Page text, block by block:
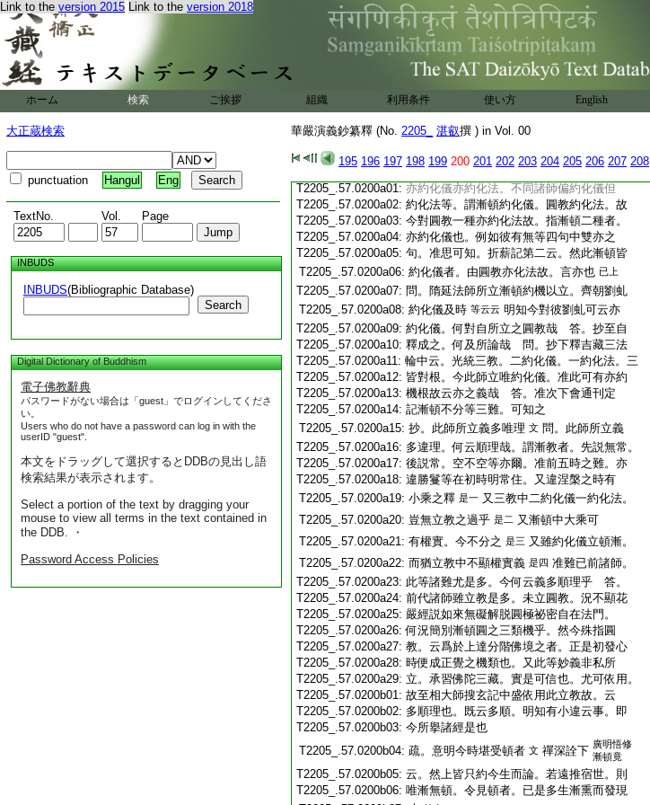
Link to the version 2015 Link to the version 2018
ホーム 検索 ご挨拶 組織 利用条件 使い方 English
大正蔵検索
punctuation Hangul Eng
TextNo. Vol. Page
INBUDS
INBUDS(Bibliographic Database)
Search
Digital Dictionary of Buddhism
電子佛教辭典
パスワードがない場合は「guest」でログインしてくださ
い。
Users who do not have a password can log in with the
userID "guest".
本文をドラッグして選択するとDDBの見出し語
検索結果が表示されます。
Select a portion of the text by dragging your
mouse to view all terms in the text contained in
the DDB. ・
Password Access Policies
華嚴演義鈔纂釋 (No. 2205_ 湛叡撰 ) in Vol. 00
195 196 197 198 199 200 201 202 203 204 205 206 207 208
T2205_.57.0199c20:頓。而恐化法相濫故。別立圓教以爲第三獨
T2205_.57.0199c21: 攝花嚴也 問。如光師疏釋者。偏局最初頓
T2205_.57.0199c22:説以明其頓。今何約於一法門中具足頓説
T2205_.57.0199c23:
一切佛法。廣攝涅槃等諸經哉。若如所立
者。深密經第三時雙説三性三無性八識二
T2205_.57.0199c25:我等。亦應是頓教哉 答
T2205_.57.0199c26: 鈔。三圓教者即是花嚴
問。光師所立漸
T2205_.57.0199c27:頓圓三教中。今花嚴經者。何教所攝哉
T2205_.57.0199c28:
T2205_.57.0199c29: 疏。此亦約化儀 文 抄釋意云。此師所立教
T2205_.57.0200a01: 亦約化儀亦約化法。不同諸師偏約化儀但
T2205_.57.0200a02: 約化法等。謂漸頓約化儀。圓教約化法。故
T2205_.57.0200a03: 今對圓教一種亦約化法故。指漸頓二種者。
T2205_.57.0200a04: 亦約化儀也。例如彼有無等四句中雙亦之
T2205_.57.0200a05: 句。准思可知。折薪記第二云。然此漸頓皆
T2205_.57.0200a06: 約化儀者。由圓教亦化法故。言亦也 已上
T2205_.57.0200a07: 問。隋延法師所立漸頓約機以立。齊朝劉虬
T2205_.57.0200a08: 約化儀及時 等云云 明知今對彼劉虬可云亦
T2205_.57.0200a09: 約化儀。何對自所立之圓教哉 答。抄至自
T2205_.57.0200a10: 釋成之。何及所論哉 問。抄下釋吉藏三法
T2205_.57.0200a11: 輪中云。光統三教。二約化儀。一約化法。三
T2205_.57.0200a12: 皆對根。今此師立唯約化儀。准此可有亦約
T2205_.57.0200a13: 機根故云亦之義哉 答。准次下會通刊定
T2205_.57.0200a14: 記漸頓不分等三難。可知之
T2205_.57.0200a15: 抄。此師所立義多唯理 文 問。此師所立義
T2205_.57.0200a16: 多違理。何云順理哉。謂漸教者。先説無常。
T2205_.57.0200a17: 後説常。空不空等亦爾。准前五時之難。亦
T2205_.57.0200a18: 違勝鬘等在初時明常住。又違涅槃之時有
T2205_.57.0200a19: 小乘之釋 是一 又三教中二約化儀一約化法。
T2205_.57.0200a20: 豈無立教之過乎 是二 又漸頓中大乘可
T2205_.57.0200a21: 有權實。今不分之 是三 又雖約化儀立頓漸。
T2205_.57.0200a22: 而猶立教中不顯權實義 是四 准難已前諸師。
T2205_.57.0200a23: 此等諸難尤是多。今何云義多順理乎 答。
T2205_.57.0200a24: 前代諸師雖立教是多。未立圓教。況不顯花
T2205_.57.0200a25: 嚴經説如來無礙解脱圓極祕密自在法門。
T2205_.57.0200a26:何況簡別漸頓圓之三類機乎。然今殊指圓
T2205_.57.0200a27: 教。云爲於上達分階佛境之者。正是初發心
T2205_.57.0200a28: 時便成正覺之機類也。又此等妙義非私所
T2205_.57.0200a29: 立。承習佛陀三藏。實是可信也。尤可依用。
T2205_.57.0200b01: 故至相大師搜玄記中盛依用此立教故。云
T2205_.57.0200b02: 多順理也。既云多順。明知有小違云事。即
T2205_.57.0200b03: 今所擧諸經是也
T2205_.57.0200b04: 疏。意明今時堪受頓者 文 禪深詮下 廣明悟修
漸頓竟
T2205_.57.0200b05: 云。然上皆只約今生而論。若遠推宿世。則
T2205_.57.0200b06: 唯漸無頓。令見頓者。已是多生漸熏而發現